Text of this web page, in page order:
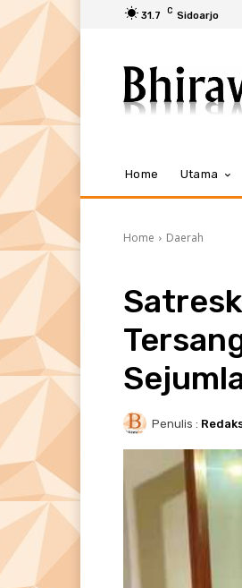
31.7 C Sidoarjo
Home Utama
Home Daerah
Penulis :